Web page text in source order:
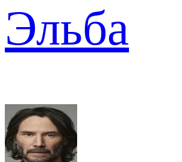
Эльба